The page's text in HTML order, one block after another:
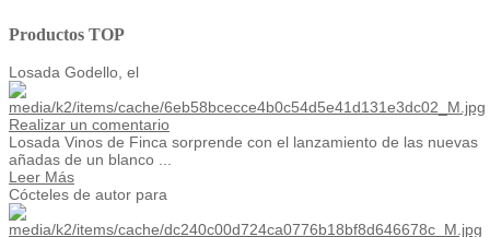
Productos TOP
Losada Godello, el
Realizar un comentario
Losada Vinos de Finca sorprende con el lanzamiento de las nuevas
añadas de un blanco ...
Leer Más
Cócteles de autor para